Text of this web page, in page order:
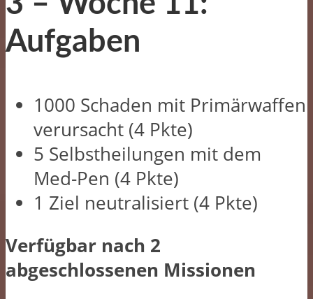
Aufgaben
1000 Schaden mit Primärwaffen
verursacht (4 Pkte)
5 Selbstheilungen mit dem
Med-Pen (4 Pkte)
1 Ziel neutralisiert (4 Pkte)
Verfügbar nach 2
abgeschlossenen Missionen